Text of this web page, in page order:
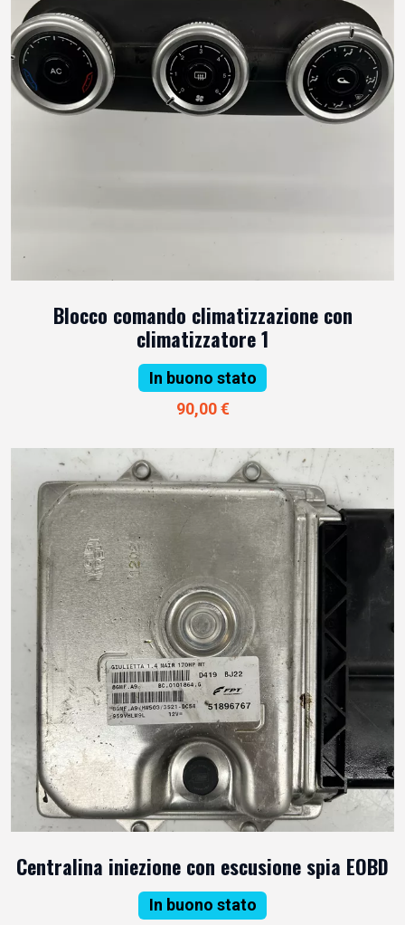
Blocco comando climatizzazione con
climatizzatore 1
In buono stato
90,00 €
Centralina iniezione con escusione spia EOBD
In buono stato